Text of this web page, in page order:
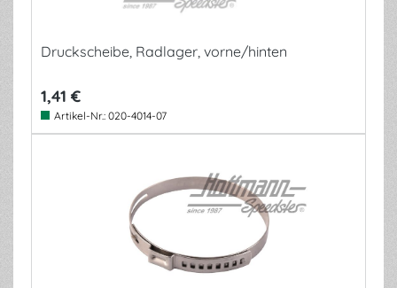
Druckscheibe, Radlager, vorne/hinten
1,41 €
Artikel-Nr.: 020-4014-07